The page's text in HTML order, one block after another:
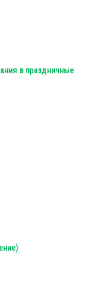
в праздничные